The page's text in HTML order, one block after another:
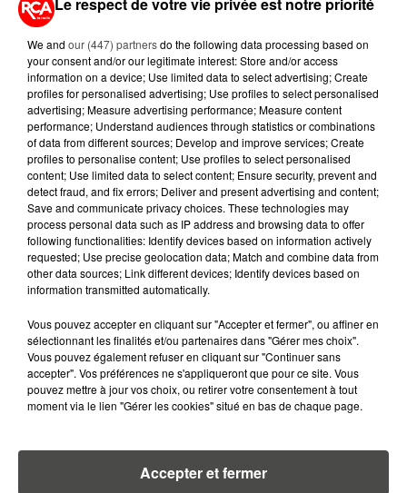
2 octobre 2025
ACCIDENT MORTEL EN VENDÉE : L’OUVRIER
AGRICOLE RENVOYÉ DEVANT LE...
Un mois et demi après le drame de Sainte-Gemme-
la-Plaine, où un couple et leur enfant ont trouvé la
mort percutés par un tracteur, l’ouvrier agricole...
30 septembre 2025
GRÈVE DU 2 OCTOBRE : FORTE MOBILISATION
ATTENDUE DANS LES PAYS DE...
journée de mobilisation ce jeudi 2 octobre. Dans
We and our (447) partnersdo the following data processing based on
your consent and/or our legitimate interest: Store and/or access
information on a device; Use limited data to select advertising; Create
profiles for personalised advertising; Use profiles to select personalised
advertising; Measure advertising performance; Measure content
performance; Understand audiences through statistics or combinations
of data from different sources; Develop and improve services; Create
profiles to personalise content; Use profiles to select personalised
content; Use limited data to select content; Ensure security, prevent and
detect fraud, and fix errors; Deliver and present advertising and content;
Save and communicate privacy choices. These technologies may
process personal data such as IP address and browsing data to offer
following functionalities: Identify devices based on information actively
requested; Use precise geolocation data; Match and combine data from
other data sources; Link different devices; Identify devices based on
information transmitted automatically.
Vous pouvez accepter en cliquant sur "Accepter et fermer", ou affiner en
sélectionnant les finalités et/ou partenaires dans "Gérer mes choix".
Vous pouvez également refuser en cliquant sur "Continuer sans
accepter". Vos préférences ne s'appliqueront que pour ce site. Vous
pouvez mettre à jour vos choix, ou retirer votre consentement à tout
moment via le lien "Gérer les cookies" situé en bas de chaque page.
Accepter et fermer